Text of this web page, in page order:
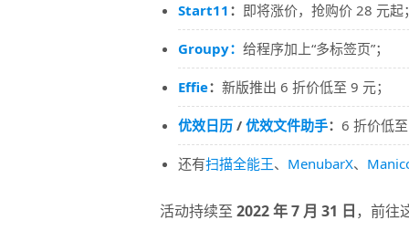
Start11 ： 即将涨价，抢购价 28 元起；
Groupy： 给程序加上“多标签页”；
Effie： 新版推出 6 折价低至 9 元；
优效日历/ 优效文件助手： 6 折价低至
还有扫描全能王、 MenubarX、
活动持续至 2022 年 7 月 31 日，前往